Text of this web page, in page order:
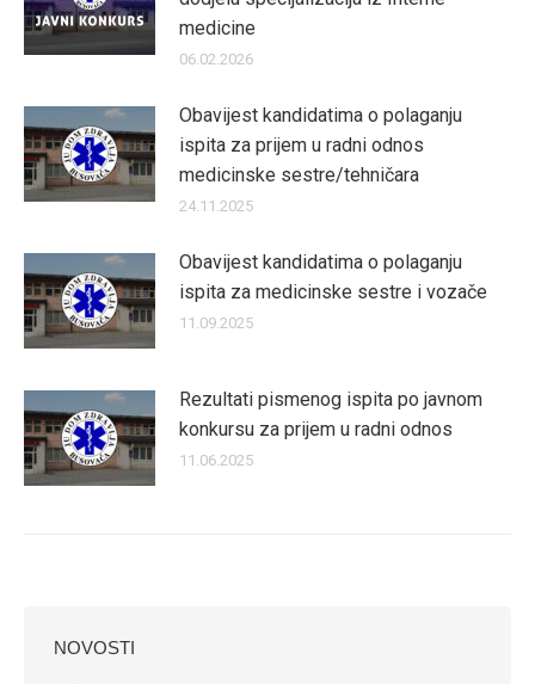
medicine
06.02.2026
Obavijest kandidatima o polaganju
ispita za prijem u radni odnos
medicinske sestre/tehničara
24.11.2025
Obavijest kandidatima o polaganju
ispita za medicinske sestre i vozače
11.09.2025
Rezultati pismenog ispita po javnom
konkursu za prijem u radni odnos
11.06.2025
NOVOSTI